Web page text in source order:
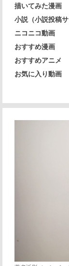
描いてみた漫画
小説（小説投稿
ニコニコ動画
おすすめ漫画
おすすめアニメ
お気に入り動画